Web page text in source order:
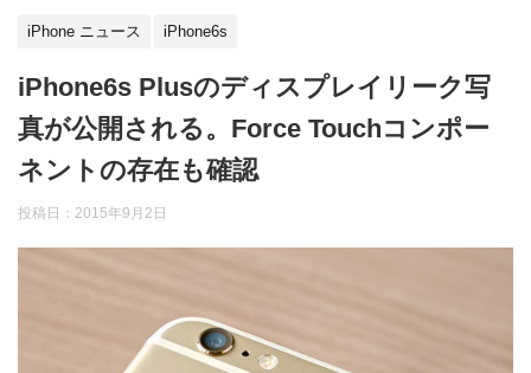
iPhone ニュース iPhone6s
iPhone6s Plusのディスプレイリーク写
真が公開される。Force Touchコンポー
ネントの存在も確認
投稿日： 2015年9月2日